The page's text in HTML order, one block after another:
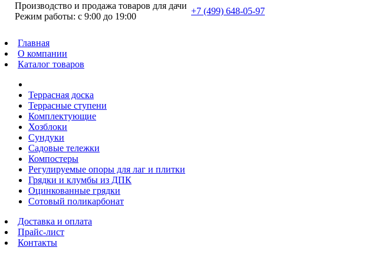
Производство и продажа товаров для дачи
Режим работы: с 9:00 до 19:00
+7 (499) 648-05-97
Главная
О компании
Каталог товаров
Террасная доска
Террасные ступени
Комплектующие
Хозблоки
Сундуки
Садовые тележки
Компостеры
Регулируемые опоры для лаг и плитки
Грядки и клумбы из ДПК
Оцинкованные грядки
Сотовый поликарбонат
Доставка и оплата
Прайс-лист
Контакты